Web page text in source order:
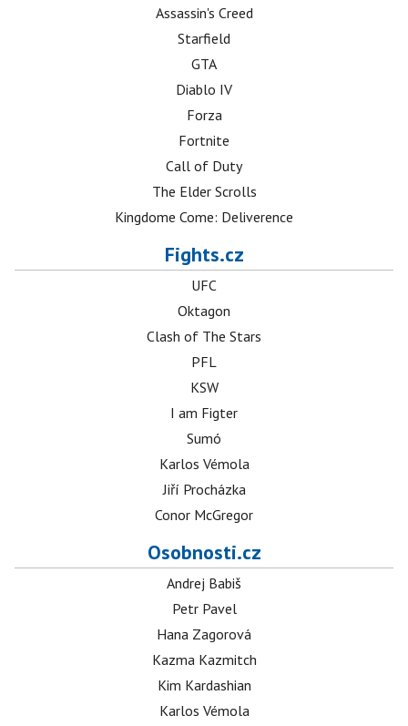
Assassin's Creed
Starfield
GTA
Diablo IV
Forza
Fortnite
Call of Duty
The Elder Scrolls
Kingdome Come: Deliverence
Fights.cz
UFC
Oktagon
Clash of The Stars
PFL
KSW
I am Figter
Sumó
Karlos Vémola
Jiří Procházka
Conor McGregor
Osobnosti.cz
Andrej Babiš
Petr Pavel
Hana Zagorová
Kazma Kazmitch
Kim Kardashian
Karlos Vémola